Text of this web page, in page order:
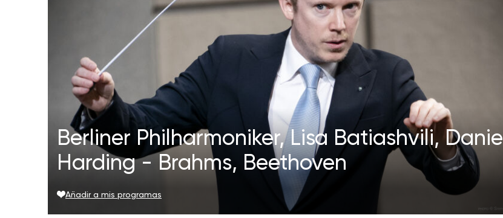
Berliner Philharmoniker, Lisa Batiashvili, Daniel
Harding - Brahms, Beethoven
Añadir a mis programas